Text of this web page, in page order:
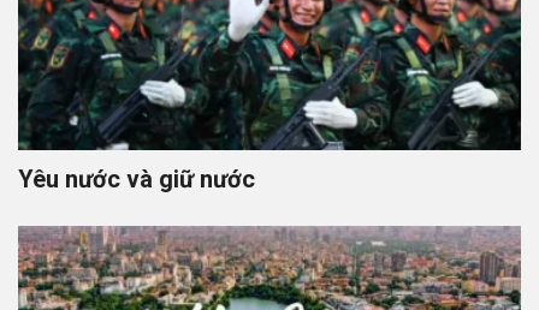
Yêu nước và giữ nước